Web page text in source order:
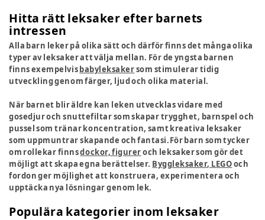
Hitta rätt leksaker efter barnets
intressen
Alla barn leker på olika sätt och därför finns det många olika
typer av leksaker att välja mellan. För de yngsta barnen
finns exempelvisbabyleksakersom stimulerar tidig
utveckling genom färger, ljud och olika material.
När barnet blir äldre kan leken utvecklas vidare med
gosedjur och snuttefiltar som skapar trygghet, barnspel och
pussel som tränar koncentration, samt kreativa leksaker
som uppmuntrar skapande och fantasi.För barn som tycker
om rollekar finnsdockor, figureroch leksaker som gör det
möjligt att skapa egna berättelser. Byggleksaker, LEGOoch
fordon ger möjlighet att konstruera, experimentera och
upptäcka nya lösningar genom lek.
Populära kategorier inom leksaker